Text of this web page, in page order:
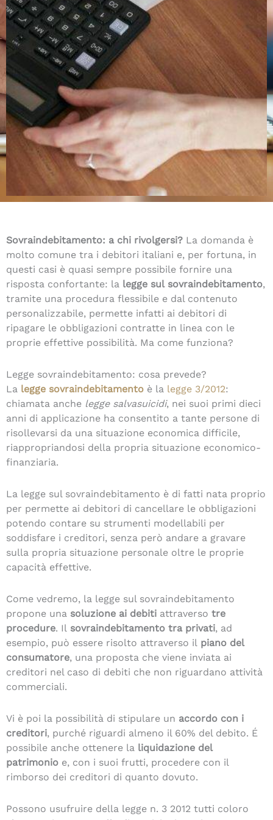
Sovraindebitamento: a chi rivolgersi? La domanda è
molto comune tra i debitori italiani e, per fortuna, in
questi casi è quasi sempre possibile fornire una
risposta confortante: la legge sul sovraindebitamento,
tramite una procedura flessibile e dal contenuto
personalizzabile, permette infatti ai debitori di
ripagare le obbligazioni contratte in linea con le
proprie effettive possibilità. Ma come funziona?
Legge sovraindebitamento: cosa prevede?
La legge sovraindebitamento è la legge 3/2012:
chiamata anche legge salvasuicidi, nei suoi primi dieci
anni di applicazione ha consentito a tante persone di
risollevarsi da una situazione economica difficile,
riappropriandosi della propria situazione economico-
finanziaria.
La legge sul sovraindebitamento è di fatti nata proprio
per permette ai debitori di cancellare le obbligazioni
potendo contare su strumenti modellabili per
soddisfare i creditori, senza però andare a gravare
sulla propria situazione personale oltre le proprie
capacità effettive.
Come vedremo, la legge sul sovraindebitamento
propone una soluzione ai debiti attraverso tre
procedure. Il sovraindebitamento tra privati, ad
esempio, può essere risolto attraverso il piano del
consumatore, una proposta che viene inviata ai
creditori nel caso di debiti che non riguardano attività
commerciali.
Vi è poi la possibilità di stipulare un accordo con i
creditori, purché riguardi almeno il 60% del debito. É
possibile anche ottenere la liquidazione del
patrimonio e, con i suoi frutti, procedere con il
rimborso dei creditori di quanto dovuto.
Possono usufruire della legge n. 3 2012 tutti coloro